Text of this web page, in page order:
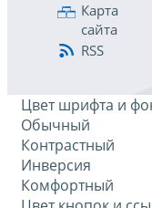
Карта
сайта
RSS
Цвет шрифта и
Обычный
Контрастный
Инверсия
Комфортный